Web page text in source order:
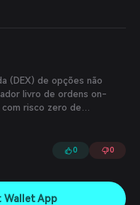
(DEX) de opções não
livro de ordens on-
risco zero de
0 0
Wallet App